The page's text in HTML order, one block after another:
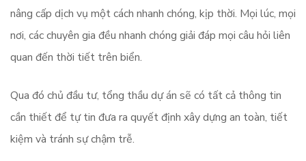
nâng cấp dịch vụ một cách nhanh chóng, kịp thời. Mọi lúc, mọi
nơi, các chuyên gia đều nhanh chóng giải đáp mọi câu hỏi liên
quan đến thời tiết trên biển.
Qua đó chủ đầu tư, tổng thầu dự án sẽ có tất cả thông tin
cần thiết để tự tin đưa ra quyết định xây dựng an toàn, tiết
kiệm và tránh sự chậm trễ.